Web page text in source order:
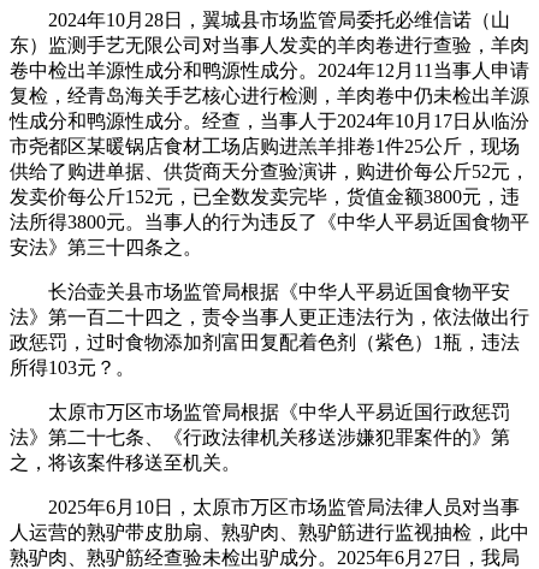
2024年10月28日，翼城县市场监管局委托必维信诺（山
东）监测手艺无限公司对当事人发卖的羊肉卷进行查验，羊肉
卷中检出羊源性成分和鸭源性成分。2024年12月11当事人申请
复检，经青岛海关手艺核心进行检测，羊肉卷中仍未检出羊源
性成分和鸭源性成分。经查，当事人于2024年10月17日从临汾
市尧都区某暖锅店食材工场店购进羔羊排卷1件25公斤，现场
供给了购进单据、供货商天分查验演讲，购进价每公斤52元，
发卖价每公斤152元，已全数发卖完毕，货值金额3800元，违
法所得3800元。当事人的行为违反了《中华人平易近国食物平
安法》第三十四条之。
长治壶关县市场监管局根据《中华人平易近国食物平安
法》第一百二十四之，责令当事人更正违法行为，依法做出行
政惩罚，过时食物添加剂富田复配着色剂（紫色）1瓶，违法
所得103元？。
太原市万区市场监管局根据《中华人平易近国行政惩罚
法》第二十七条、《行政法律机关移送涉嫌犯罪案件的》第
之，将该案件移送至机关。
2025年6月10日，太原市万区市场监管局法律人员对当事
人运营的熟驴带皮肋扇、熟驴肉、熟驴筋进行监视抽检，此中
熟驴肉、熟驴筋经查验未检出驴成分。2025年6月27日，我局